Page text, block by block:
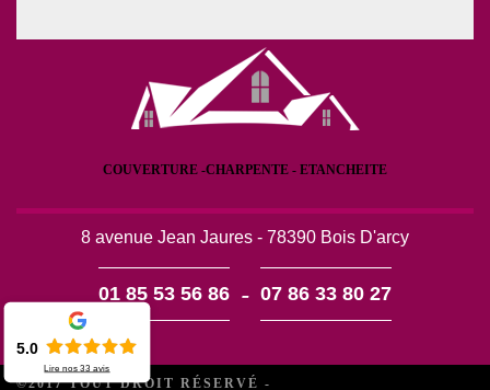
COUVERTURE -CHARPENTE - ETANCHEITE
8 avenue Jean Jaures - 78390 Bois D'arcy
01 85 53 56 86 - 07 86 33 80 27
©2017 TOUT DROIT RÉSERVÉ -
5.0
Lire nos33 avis